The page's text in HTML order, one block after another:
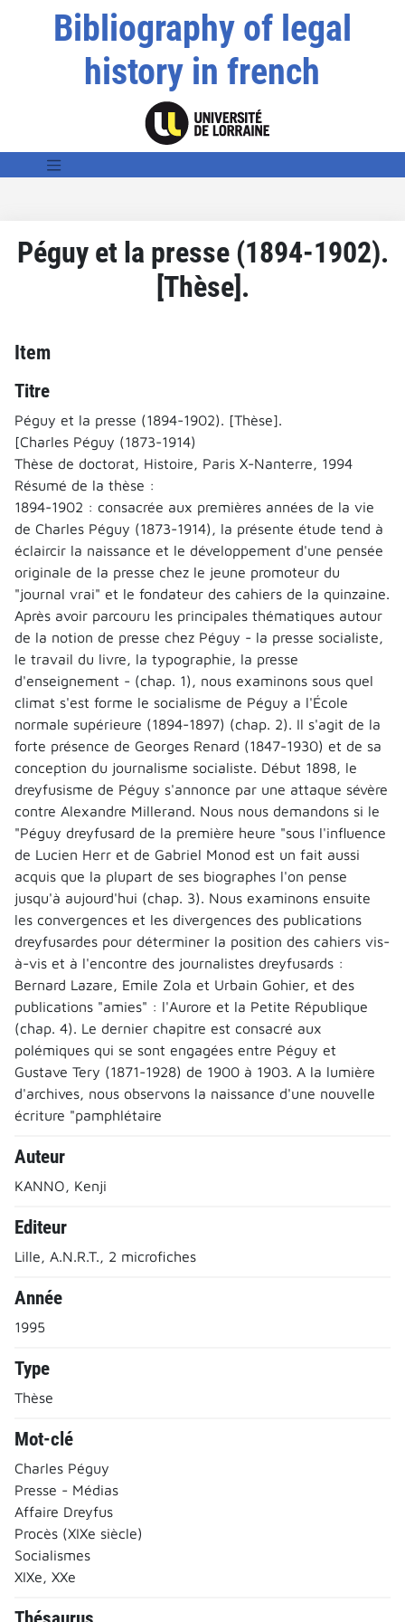
Bibliography of legal
history in french
Péguy et la presse (1894-1902).
[Thèse].
Item
Titre
Péguy et la presse (1894-1902). [Thèse].
[Charles Péguy (1873-1914)
Thèse de doctorat, Histoire, Paris X-Nanterre, 1994
Résumé de la thèse :
1894-1902 : consacrée aux premières années de la vie
de Charles Péguy (1873-1914), la présente étude tend à
éclaircir la naissance et le développement d'une pensée
originale de la presse chez le jeune promoteur du
"journal vrai" et le fondateur des cahiers de la quinzaine.
Après avoir parcouru les principales thématiques autour
de la notion de presse chez Péguy - la presse socialiste,
le travail du livre, la typographie, la presse
d'enseignement - (chap. 1), nous examinons sous quel
climat s'est forme le socialisme de Péguy a l'École
normale supérieure (1894-1897) (chap. 2). Il s'agit de la
forte présence de Georges Renard (1847-1930) et de sa
conception du journalisme socialiste. Début 1898, le
dreyfusisme de Péguy s'annonce par une attaque sévère
contre Alexandre Millerand. Nous nous demandons si le
"Péguy dreyfusard de la première heure "sous l'influence
de Lucien Herr et de Gabriel Monod est un fait aussi
acquis que la plupart de ses biographes l'on pense
jusqu'à aujourd'hui (chap. 3). Nous examinons ensuite
les convergences et les divergences des publications
dreyfusardes pour déterminer la position des cahiers vis-
à-vis et à l'encontre des journalistes dreyfusards :
Bernard Lazare, Emile Zola et Urbain Gohier, et des
publications "amies" : l'Aurore et la Petite République
(chap. 4). Le dernier chapitre est consacré aux
polémiques qui se sont engagées entre Péguy et
Gustave Tery (1871-1928) de 1900 à 1903. A la lumière
d'archives, nous observons la naissance d'une nouvelle
écriture "pamphlétaire
Auteur
KANNO, Kenji
Editeur
Lille, A.N.R.T., 2 microfiches
Année
1995
Type
Thèse
Mot-clé
Charles Péguy
Presse - Médias
Affaire Dreyfus
Procès (XIXe siècle)
Socialismes
XIXe, XXe